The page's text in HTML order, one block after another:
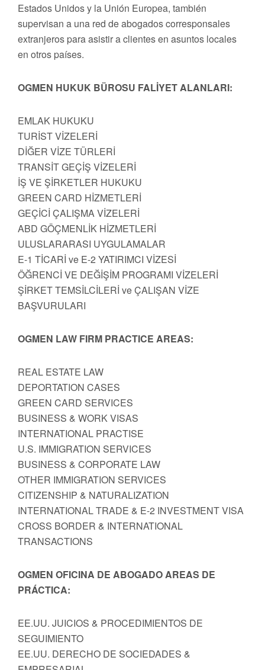
Estados Unidos y la Unión Europea, también
supervisan a una red de abogados corresponsales
extranjeros para asistir a clientes en asuntos locales
en otros países.
OGMEN HUKUK BÜROSU FALİYET ALANLARI:
EMLAK HUKUKU
TURİST VİZELERİ
DİĞER VİZE TÜRLERİ
TRANSİT GEÇİŞ VİZELERİ
İŞ VE ŞİRKETLER HUKUKU
GREEN CARD HİZMETLERİ
GEÇİCİ ÇALIŞMA VİZELERİ
ABD GÖÇMENLİK HİZMETLERİ
ULUSLARARASI UYGULAMALAR
E-1 TİCARİ ve E-2 YATIRIMCI VİZESİ
ÖĞRENCİ VE DEĞİŞİM PROGRAMI VİZELERİ
ŞİRKET TEMSİLCİLERİ ve ÇALIŞAN VİZE
BAŞVURULARI
OGMEN LAW FIRM PRACTICE AREAS:
REAL ESTATE LAW
DEPORTATION CASES
GREEN CARD SERVICES
BUSINESS & WORK VISAS
INTERNATIONAL PRACTISE
U.S. IMMIGRATION SERVICES
BUSINESS & CORPORATE LAW
OTHER IMMIGRATION SERVICES
CITIZENSHIP & NATURALIZATION
INTERNATIONAL TRADE & E-2 INVESTMENT VISA
CROSS BORDER & INTERNATIONAL
TRANSACTIONS
OGMEN OFICINA DE ABOGADO AREAS DE
PRÁCTICA:
EE.UU. JUICIOS & PROCEDIMIENTOS DE
SEGUIMIENTO
EE.UU. DERECHO DE SOCIEDADES &